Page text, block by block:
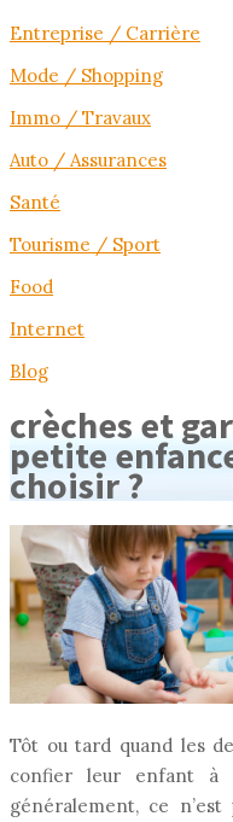
Entreprise / Carrière
Mode / Shopping
Immo / Travaux
Auto / Assurances
Santé
Tourisme / Sport
Food
Internet
Blog
crèches et
petite
choisir ?
Tôt ou tard quand les
confier leur enfant à
généralement, ce